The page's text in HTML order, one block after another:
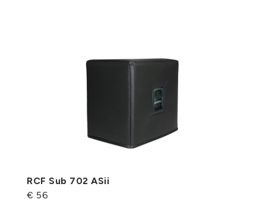
RCF Sub 702 ASii
€ 56